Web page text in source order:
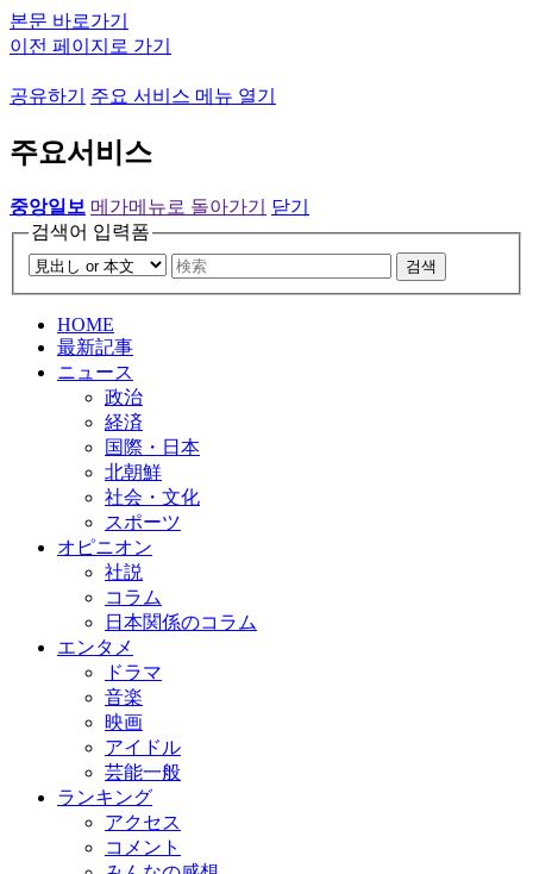
본문 바로가기
이전 페이지로 가기
공유하기 주요 서비스 메뉴 열기
주요서비스
중앙일보 메가메뉴로 돌아가기
닫기
검색어 입력폼
검색
HOME
最新記事
ニュース
政治
経済
国際・日本
北朝鮮
社会・文化
スポーツ
オピニオン
社説
コラム
日本関係のコラム
エンタメ
ドラマ
音楽
映画
アイドル
芸能一般
ランキング
アクセス
コメント